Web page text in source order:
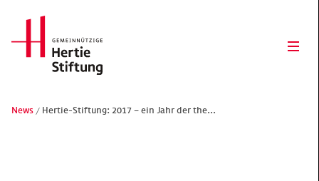
Hertie Stiftung Logo
News Hertie-Stiftung: 2017 – ein Jahr der the...